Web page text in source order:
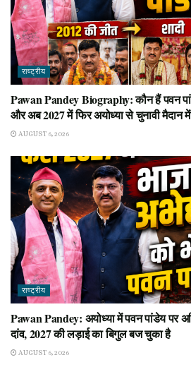
राष्ट्रीय
Pawan Pandey Biography: कौन हैं पवन
और अब 2027 में फिर अयोध्या से चुनावी मैदान में
AUGUST 6, 2026
राष्ट्रीय
Pawan Pandey: अयोध्या में पवन पांडेय पर
दांव, 2027 की लड़ाई का बिगुल बज चुका है
AUGUST 6, 2026